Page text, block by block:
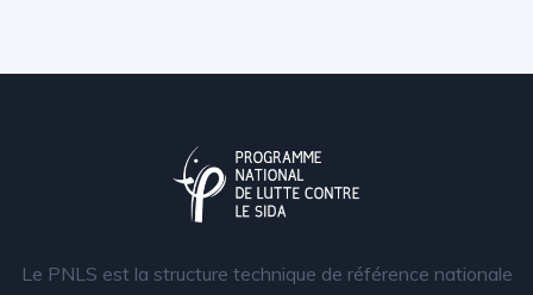
Le PNLS est la structure technique de référence nationale